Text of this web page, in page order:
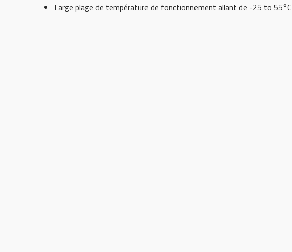
Large plage de température de fonctionnement allant de -25 to 55°C